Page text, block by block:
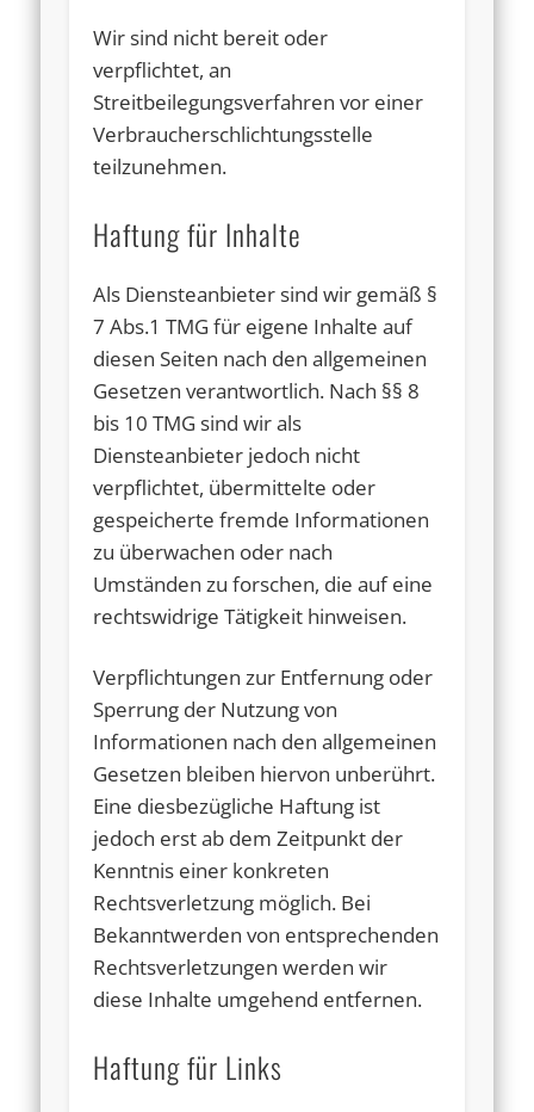
Wir sind nicht bereit oder
verpflichtet, an
Streitbeilegungsverfahren vor einer
Verbraucherschlichtungsstelle
teilzunehmen.
Haftung für Inhalte
Als Diensteanbieter sind wir gemäß §
7 Abs.1 TMG für eigene Inhalte auf
diesen Seiten nach den allgemeinen
Gesetzen verantwortlich. Nach §§ 8
bis 10 TMG sind wir als
Diensteanbieter jedoch nicht
verpflichtet, übermittelte oder
gespeicherte fremde Informationen
zu überwachen oder nach
Umständen zu forschen, die auf eine
rechtswidrige Tätigkeit hinweisen.
Verpflichtungen zur Entfernung oder
Sperrung der Nutzung von
Informationen nach den allgemeinen
Gesetzen bleiben hiervon unberührt.
Eine diesbezügliche Haftung ist
jedoch erst ab dem Zeitpunkt der
Kenntnis einer konkreten
Rechtsverletzung möglich. Bei
Bekanntwerden von entsprechenden
Rechtsverletzungen werden wir
diese Inhalte umgehend entfernen.
Haftung für Links